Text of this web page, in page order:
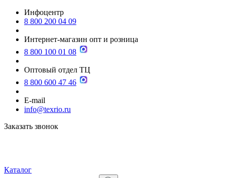
Инфоцентр
8 800 200 04 09
Интернет-магазин опт и розница
8 800 100 01 08
Оптовый отдел ТЦ
8 800 600 47 46
E-mail
info@texrio.ru
Заказать звонок
Каталог